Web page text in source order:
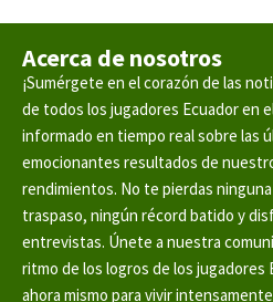
Acerca de nosotros
¡Sumérgete en el corazón de las
de todos los jugadores Ecuador en
informado en tiempo real sobre las
emocionantes resultados de
rendimientos. No te pierdas
traspaso, ningún récord batido y
entrevistas. Únete a nuestra
ritmo de los logros de los jugadores
ahora mismo para vivir